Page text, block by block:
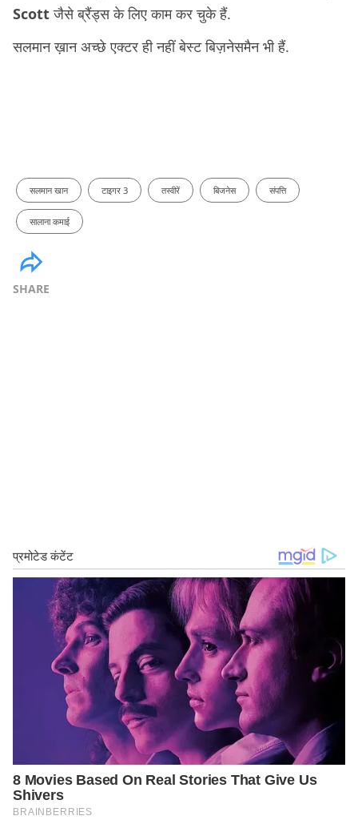
Scottजैसे ब्रैंड्स के लिए काम कर चुके हैं.
सलमान ख़ान अच्छे एक्टर ही नहीं बेस्ट बिज़नेसमैन भी हैं.
सलमान खान टाइगर 3 तस्वीरें बिजनेस संपत्ति
सालाना कमाई
SHARE